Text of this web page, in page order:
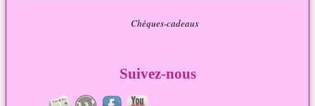
Chèques-cadeaux
Suivez-nous